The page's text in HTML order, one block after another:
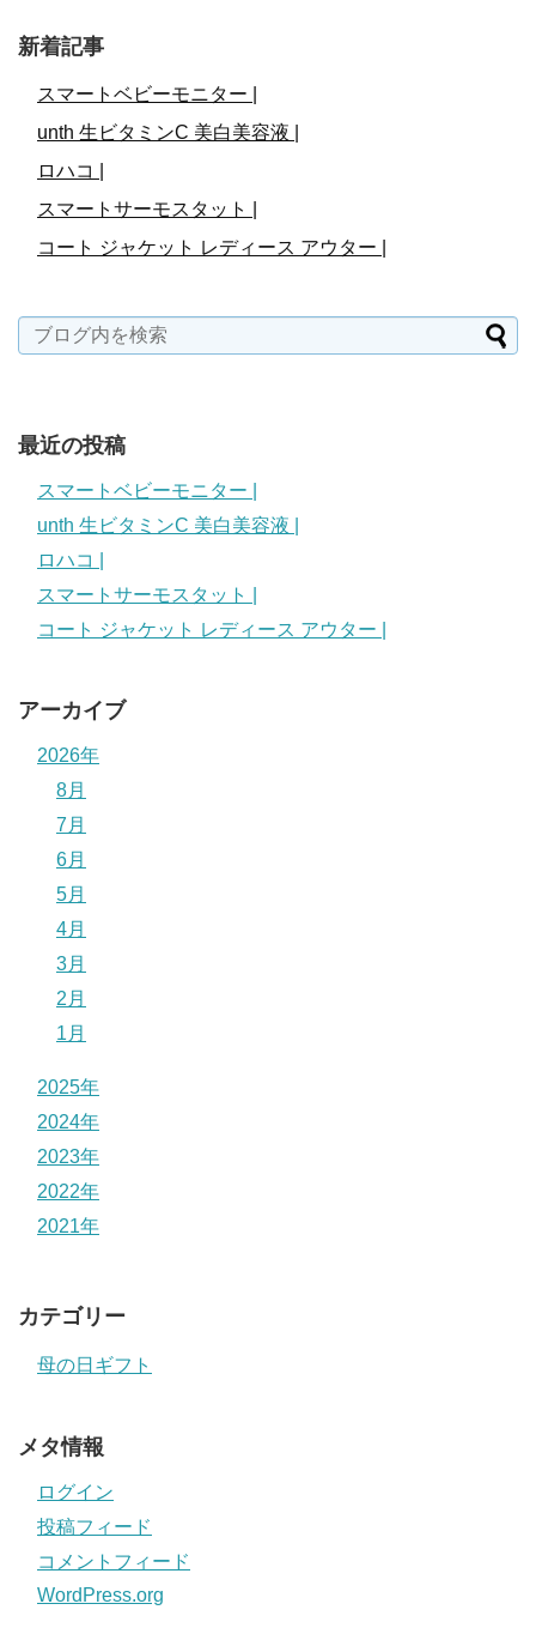
新着記事
スマートベビーモニター |
unth 生ビタミンC 美白美容液 |
ロハコ |
スマートサーモスタット |
コート ジャケット レディース アウター |
最近の投稿
スマートベビーモニター |
unth 生ビタミンC 美白美容液 |
ロハコ |
スマートサーモスタット |
コート ジャケット レディース アウター |
アーカイブ
2026年
8月
7月
6月
5月
4月
3月
2月
1月
2025年
2024年
2023年
2022年
2021年
カテゴリー
母の日ギフト
メタ情報
ログイン
投稿フィード
コメントフィード
WordPress.org